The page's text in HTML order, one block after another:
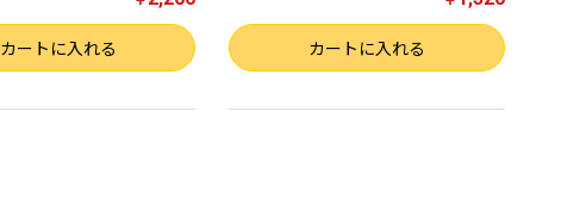
カートに入れる 数量
カートに入れる